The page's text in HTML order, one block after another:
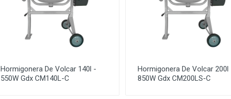
Hormigonera De Volcar 140l -
550W Gdx CM140L-C
Hormigonera De Volcar 200l
850W Gdx CM200LS-C